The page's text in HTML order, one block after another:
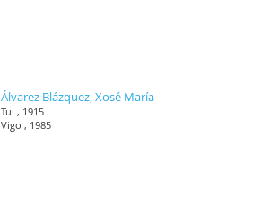
Álvarez Blázquez, Xosé María
Tui , 1915
Vigo , 1985